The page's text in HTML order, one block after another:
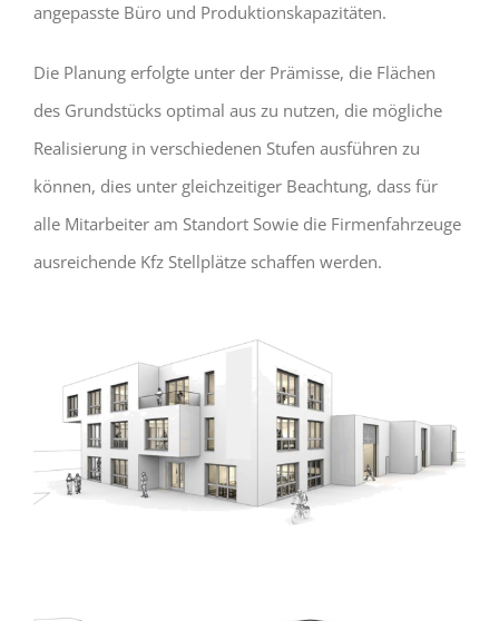
angepasste Büro und Produktionskapazitäten.
Die Planung erfolgte unter der Prämisse, die Flächen
des Grundstücks optimal aus zu nutzen, die mögliche
Realisierung in verschiedenen Stufen ausführen zu
können, dies unter gleichzeitiger Beachtung, dass für
alle Mitarbeiter am Standort Sowie die Firmenfahrzeuge
ausreichende Kfz Stellplätze schaffen werden.